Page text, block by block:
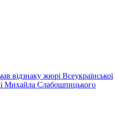
відзнаку жюрі Всеукраїнської
Михайла Слабошпицького